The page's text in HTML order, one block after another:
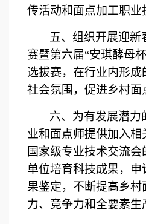
传活动和面点加工职业
五、组织开展迎新
赛暨第六届“安琪酵母
选拔赛，在行业内形成
社会氛围 ，促进乡村
六、为有发展潜力
业和面点师提供加入相
国家级专业技术交流
单位培育科技成果，
果鉴定， 不断提高乡村
力、竞争力和全要素生